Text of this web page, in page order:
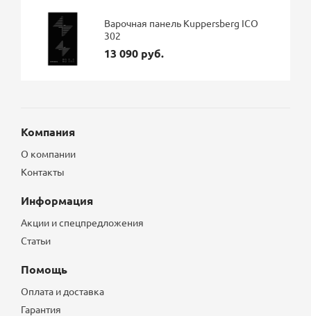
Варочная панель Kuppersberg ICO
302
13 090 руб.
Компания
О компании
Контакты
Информация
Акции и спецпредложения
Статьи
Помощь
Оплата и доставка
Гарантия